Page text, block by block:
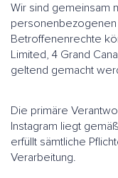
Wir sind gemeinsam
personenbezogenen
Betroffenenrechte
Limited, 4 Grand
geltend gemacht
Die primäre
Instagram liegt
erfüllt sämtliche
Verarbeitung.